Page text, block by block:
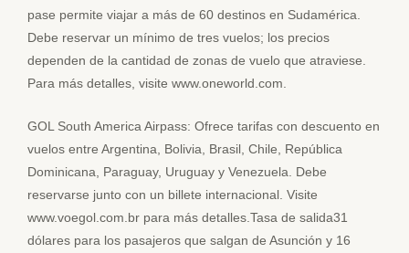
pase permite viajar a más de 60 destinos en Sudamérica.
Debe reservar un mínimo de tres vuelos; los precios
dependen de la cantidad de zonas de vuelo que atraviese.
Para más detalles, visite www.oneworld.com.
GOL South America Airpass: Ofrece tarifas con descuento en
vuelos entre Argentina, Bolivia, Brasil, Chile, República
Dominicana, Paraguay, Uruguay y Venezuela. Debe
reservarse junto con un billete internacional. Visite
www.voegol.com.br para más detalles.Tasa de salida31
dólares para los pasajeros que salgan de Asunción y 16